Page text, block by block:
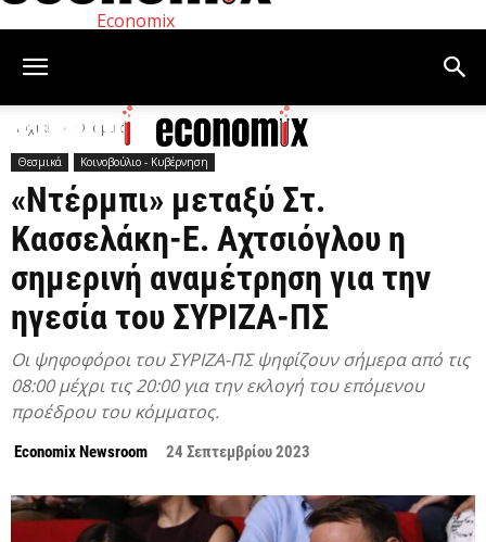
Economix
Αρχική Θεσμικά
Θεσμικά Κοινοβούλιο - Κυβέρνηση
«Ντέρμπι» μεταξύ Στ.
Κασσελάκη-Ε. Αχτσιόγλου η
σημερινή αναμέτρηση για την
ηγεσία του ΣΥΡΙΖΑ-ΠΣ
Οι ψηφοφόροι του ΣΥΡΙΖΑ-ΠΣ ψηφίζουν σήμερα από τις
08:00 μέχρι τις 20:00 για την εκλογή του επόμενου
προέδρου του κόμματος.
Economix Newsroom 24 Σεπτεμβρίου 2023